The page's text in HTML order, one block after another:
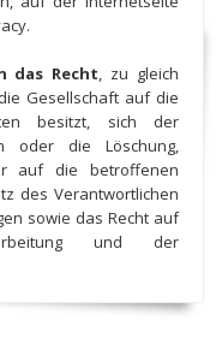
das Recht, zu gleich
Gesellschaft auf die
besitzt, sich der
oder die Löschung,
auf die betroffenen
des Verantwortlichen
sowie das Recht auf
und der